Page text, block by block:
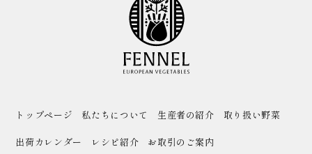
トップページ 私たちについて 生産者の紹介 取り扱い野菜
出荷カレンダー レシピ紹介 お取引のご案内